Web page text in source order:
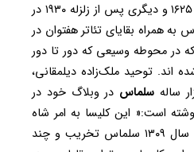
بازسازی کردند یکبار در سال ۱۶۲۵ و دیگری پس از زلزله ۱۹۳۰ در
همراه بقایای تئاتر هفتوان در
که در محوطه وسیعی که دور تا دور
توحید ملک‌زاده دیلمقانی،
ساله سلماس در وبلاگ خود در
است:« این کلیسا به امر شاه
عباس احداث شد و در زلزله سال ۱۳۰۹ سلماس تخریب و چند